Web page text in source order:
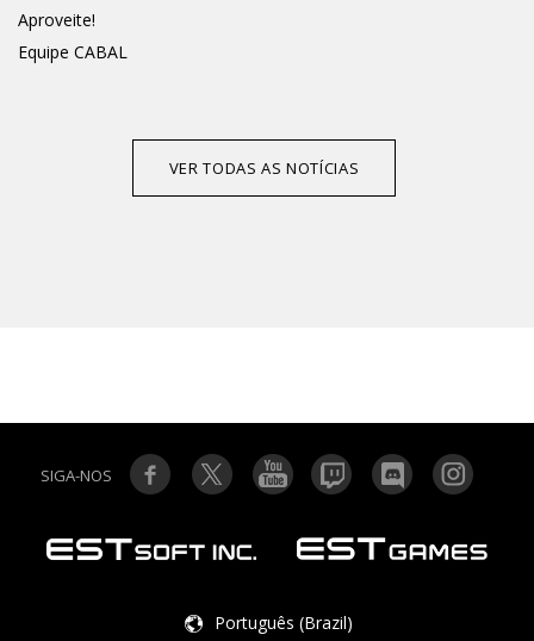
Aproveite!
Equipe CABAL
VER TODAS AS NOTÍCIAS
SIGA-NOS
Português (Brazil)